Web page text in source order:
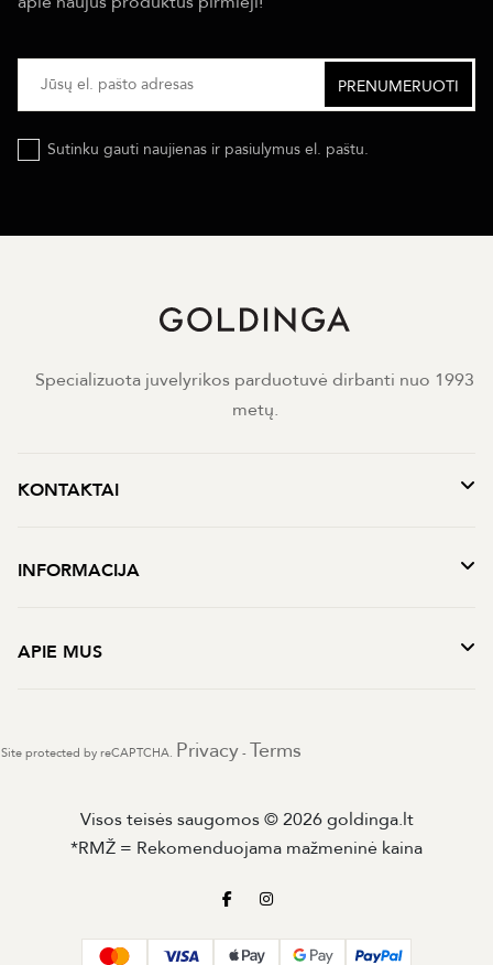
Sutinku gauti naujienas ir pasiulymus el. paštu.
Specializuota juvelyrikos parduotuvė dirbanti nuo 1993
metų.
KONTAKTAI
INFORMACIJA
APIE MUS
Site protected by reCAPTCHA. Privacy - Terms
Visos teisės saugomos © 2026 goldinga.lt
*RMŽ = Rekomenduojama mažmeninė kaina